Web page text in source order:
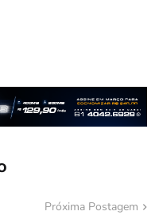
Próxima Postagem